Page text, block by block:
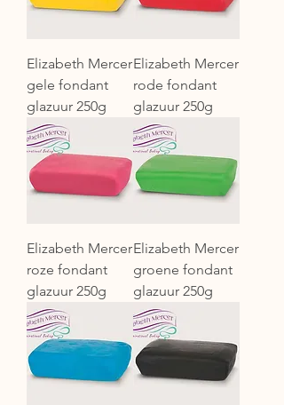
Elizabeth Mercer
gele fondant
glazuur 250g
Elizabeth Mercer
rode fondant
glazuur 250g
Elizabeth Mercer
roze fondant
glazuur 250g
Elizabeth Mercer
groene fondant
glazuur 250g